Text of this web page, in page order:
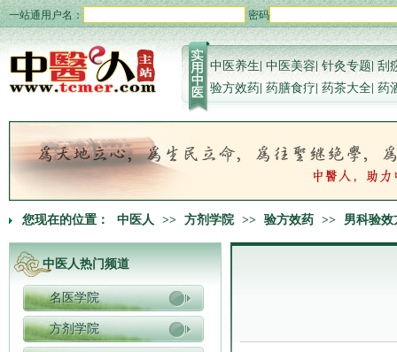
一站通用户名： 密码
中医养生|中医美容|针灸专题|刮
验方效药| 药膳食疗| 药茶大全| 药
您现在的位置： 中医人 >> 方剂学院 >> 验方效药 >> 男科验效
中医人热门频道
名医学院
方剂学院